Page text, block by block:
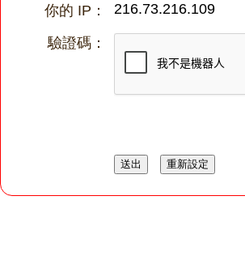
你的 IP：
216.73.216.109
驗證碼：